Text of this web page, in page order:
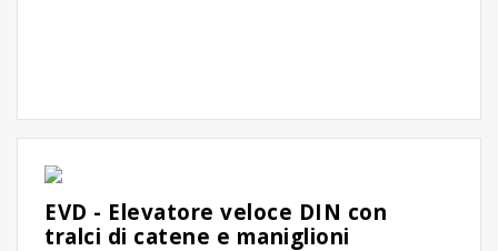
EVD - Elevatore veloce DIN con
tralci di catene e maniglioni